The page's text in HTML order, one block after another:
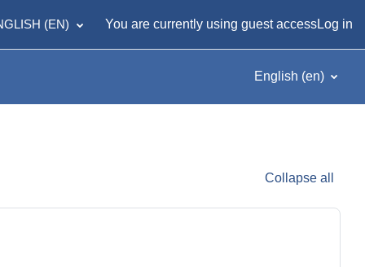
‎(EN)‎ You are currently using guest accessLog in
English ‎(en)‎
Collapse all